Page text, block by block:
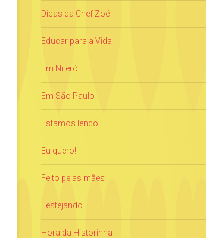
Dicas da Chef Zoë
Educar para a Vida
Em Niterói
Em São Paulo
Estamos lendo
Eu quero!
Feito pelas mães
Festejando
Hora da Historinha